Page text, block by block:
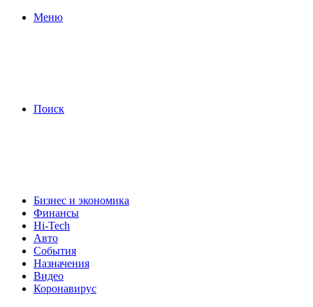
Меню
Поиск
Бизнес и экономика
Финансы
Hi-Tech
Авто
События
Назначения
Видео
Коронавирус